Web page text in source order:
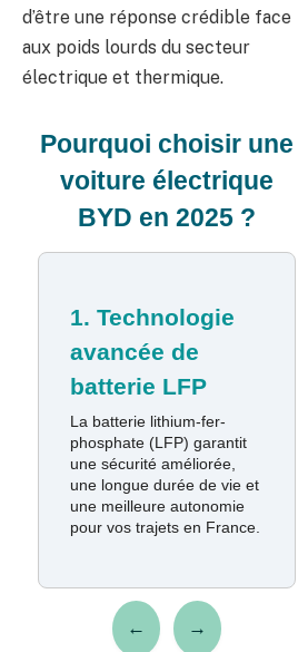
d’être une réponse crédible face
aux poids lourds du secteur
électrique et thermique.
Pourquoi choisir une
voiture électrique
BYD en 2025 ?
1. Technologie
avancée de
batterie LFP
La batterie lithium-fer-
phosphate (LFP) garantit
une sécurité améliorée,
une longue durée de vie et
une meilleure autonomie
pour vos trajets en France.
← →